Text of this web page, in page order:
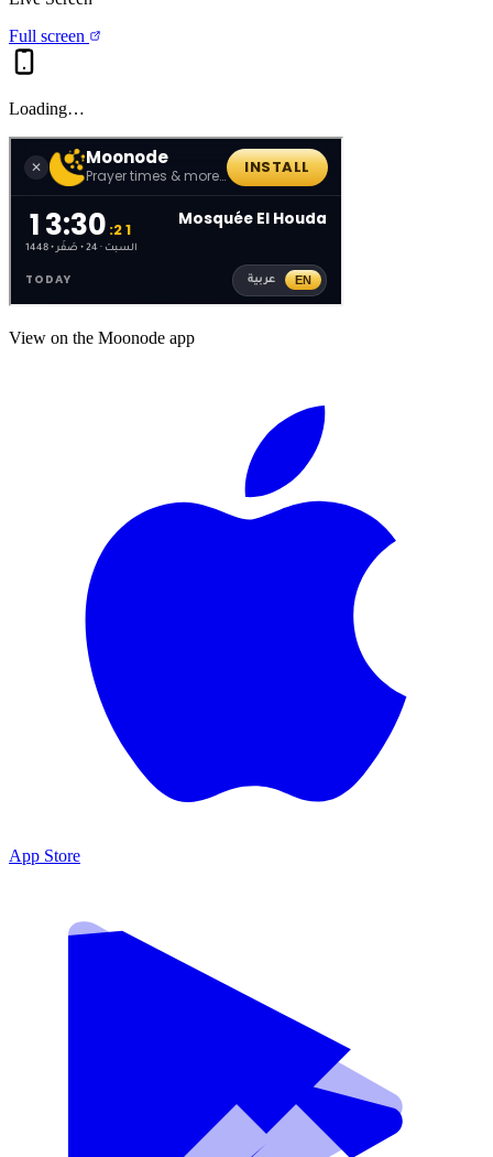
Full screen
Loading…
View on the Moonode app
App Store